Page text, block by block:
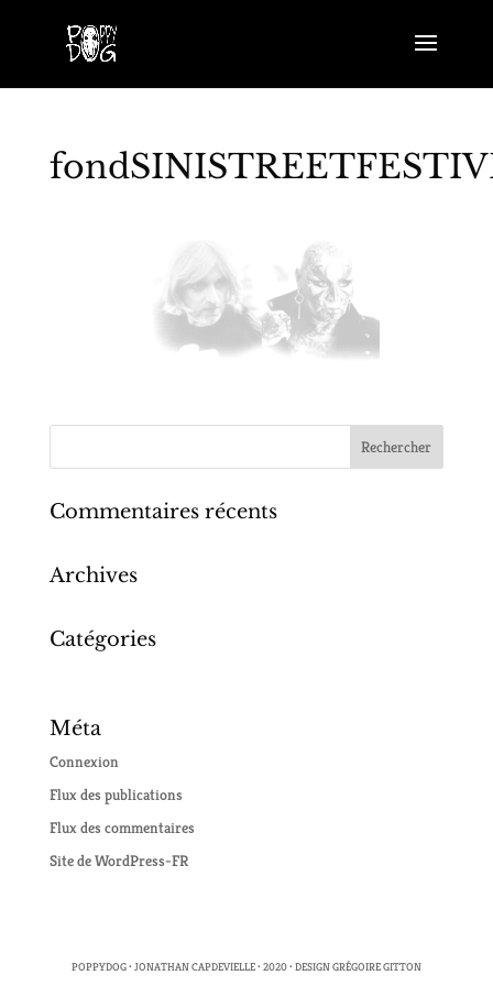
Commentaires récents
Archives
Catégories
Méta
Connexion
Flux des publications
Flux des commentaires
Site de WordPress-FR
POPPYDOG • JONATHAN CAPDEVIELLE • 2020 • DESIGN GRÉGOIRE GITTON